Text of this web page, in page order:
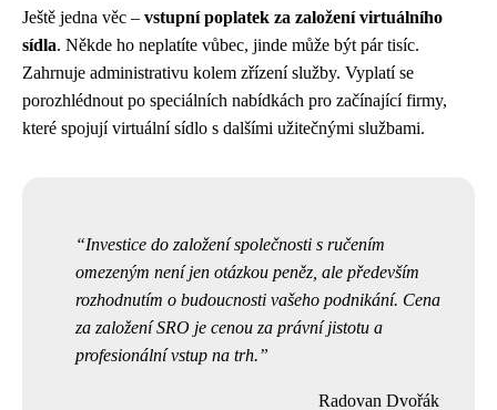
Ještě jedna věc – vstupní poplatek za založení virtuálního
sídla. Někde ho neplatíte vůbec, jinde může být pár tisíc.
Zahrnuje administrativu kolem zřízení služby. Vyplatí se
porozhlédnout po speciálních nabídkách pro začínající firmy,
které spojují virtuální sídlo s dalšími užitečnými službami.
Investice do založení společnosti s ručením
omezeným není jen otázkou peněz, ale především
rozhodnutím o budoucnosti vašeho podnikání. Cena
za založení SRO je cenou za právní jistotu a
profesionální vstup na trh.
Radovan Dvořák